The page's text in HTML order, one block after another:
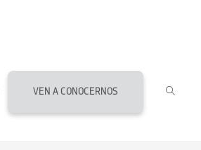
VEN A CONOCERNOS